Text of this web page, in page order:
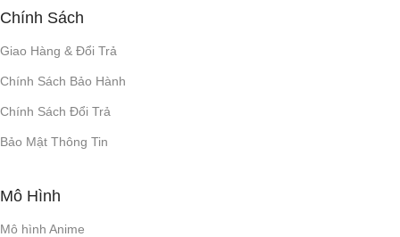
Chính Sách
Giao Hàng & Đổi Trả
Chính Sách Bảo Hành
Chính Sách Đổi Trả
Bảo Mật Thông Tin
Mô Hình
Mô hình Anime